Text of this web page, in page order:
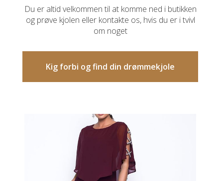
Du er altid velkommen til at komme ned i butikken
og prøve kjolen eller kontakte os, hvis du er i tvivl
om noget
Kig forbi og find din drømmekjole